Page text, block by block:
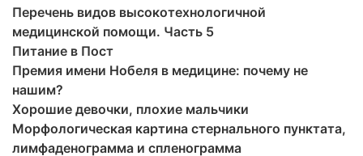
Перечень видов высокотехнологичной
медицинской помощи. Часть 5
Питание в Пост
Премия имени Нобеля в медицине: почему не
нашим?
Хорошие девочки, плохие мальчики
Морфологическая картина стернального пунктата,
лимфаденограмма и спленограмма